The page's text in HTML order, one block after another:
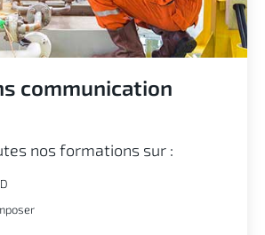
communication
nos formations sur :